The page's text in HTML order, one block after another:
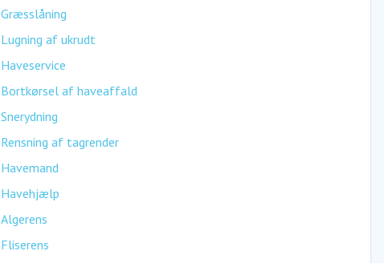
Græsslåning
Lugning af ukrudt
Haveservice
Bortkørsel af haveaffald
Snerydning
Rensning af tagrender
Havemand
Havehjælp
Algerens
Fliserens